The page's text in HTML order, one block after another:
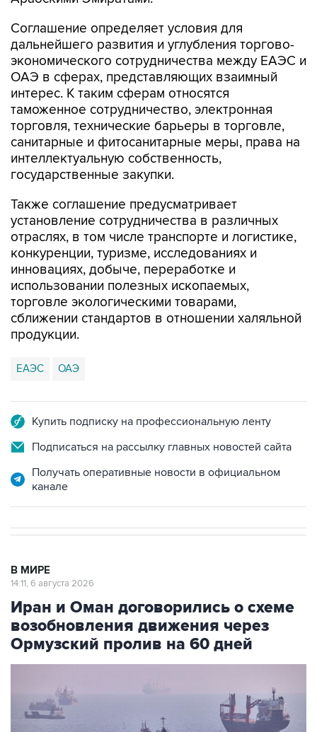
Соглашение определяет условия для
дальнейшего развития и углубления торгово-
экономического сотрудничества между ЕАЭС и
ОАЭ в сферах, представляющих взаимный
интерес. К таким сферам относятся
таможенное сотрудничество, электронная
торговля, технические барьеры в торговле,
санитарные и фитосанитарные меры, права на
интеллектуальную собственность,
государственные закупки.
Также соглашение предусматривает
установление сотрудничества в различных
отраслях, в том числе транспорте и логистике,
конкуренции, туризме, исследованиях и
инновациях, добыче, переработке и
использовании полезных ископаемых,
торговле экологическими товарами,
сближении стандартов в отношении халяльной
продукции.
ЕАЭС ОАЭ
Купить подписку на профессиональную ленту
Подписаться на рассылку главных новостей сайта
Получать оперативные новости в официальном
канале
В МИРЕ
14:11, 6 августа 2026
Иран и Оман договорились о схеме
возобновления движения через
Ормузский пролив на 60 дней